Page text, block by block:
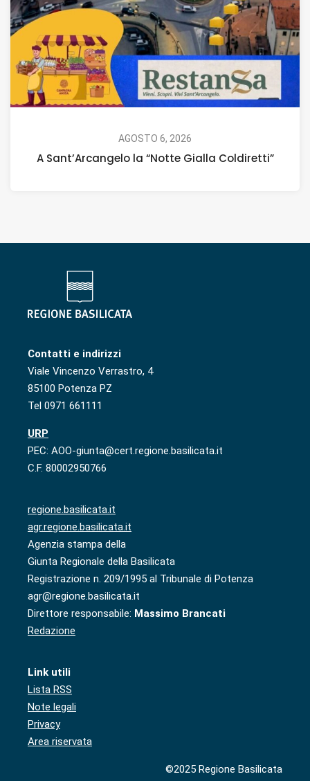
AGOSTO 6, 2026
A Sant’Arcangelo la “Notte Gialla Coldiretti”
Contatti e indirizzi
Viale Vincenzo Verrastro, 4
85100 Potenza PZ
Tel 0971 661111
URP
PEC: AOO-giunta@cert.regione.basilicata.it
C.F. 80002950766
regione.basilicata.it
agr.regione.basilicata.it
Agenzia stampa della
Giunta Regionale della Basilicata
Registrazione n. 209/1995 al Tribunale di Potenza
agr@regione.basilicata.it
Direttore responsabile: Massimo Brancati
Redazione
Link utili
Lista RSS
Note legali
Privacy
Area riservata
©2025 Regione Basilicata